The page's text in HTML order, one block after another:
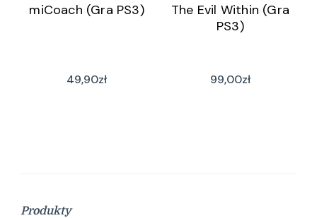
miCoach (Gra PS3)
49,90zł
The Evil Within (Gra
PS3)
99,00zł
Produkty